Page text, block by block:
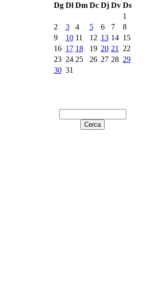
Dg Dl Dm Dc Dj Dv Ds
1
2
3 4 5 6 7
8
9
10 11 12 13 14 15
16 17 18 19 20 21
22
23 24 25 26 27 28 29
30 31